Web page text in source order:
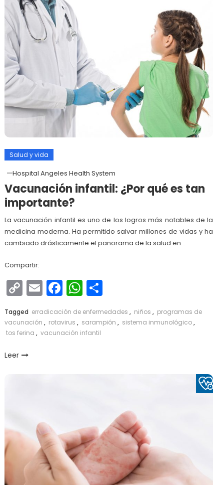
Salud y vida
Hospital Angeles Health System
Vacunación infantil: ¿Por qué es tan
importante?
La vacunación infantil es uno de los logros más notables de la
medicina moderna. Ha permitido salvar millones de vidas y ha
cambiado drásticamente el panorama de la salud en…
Compartir:
Copy
Link
EmailFacebook
WhatsApp
Compartir
Tagged erradicación de enfermedades , niños , programas de
vacunación , rotavirus , sarampión , sistema inmunológico,
tos ferina , vacunación infantil
Leer